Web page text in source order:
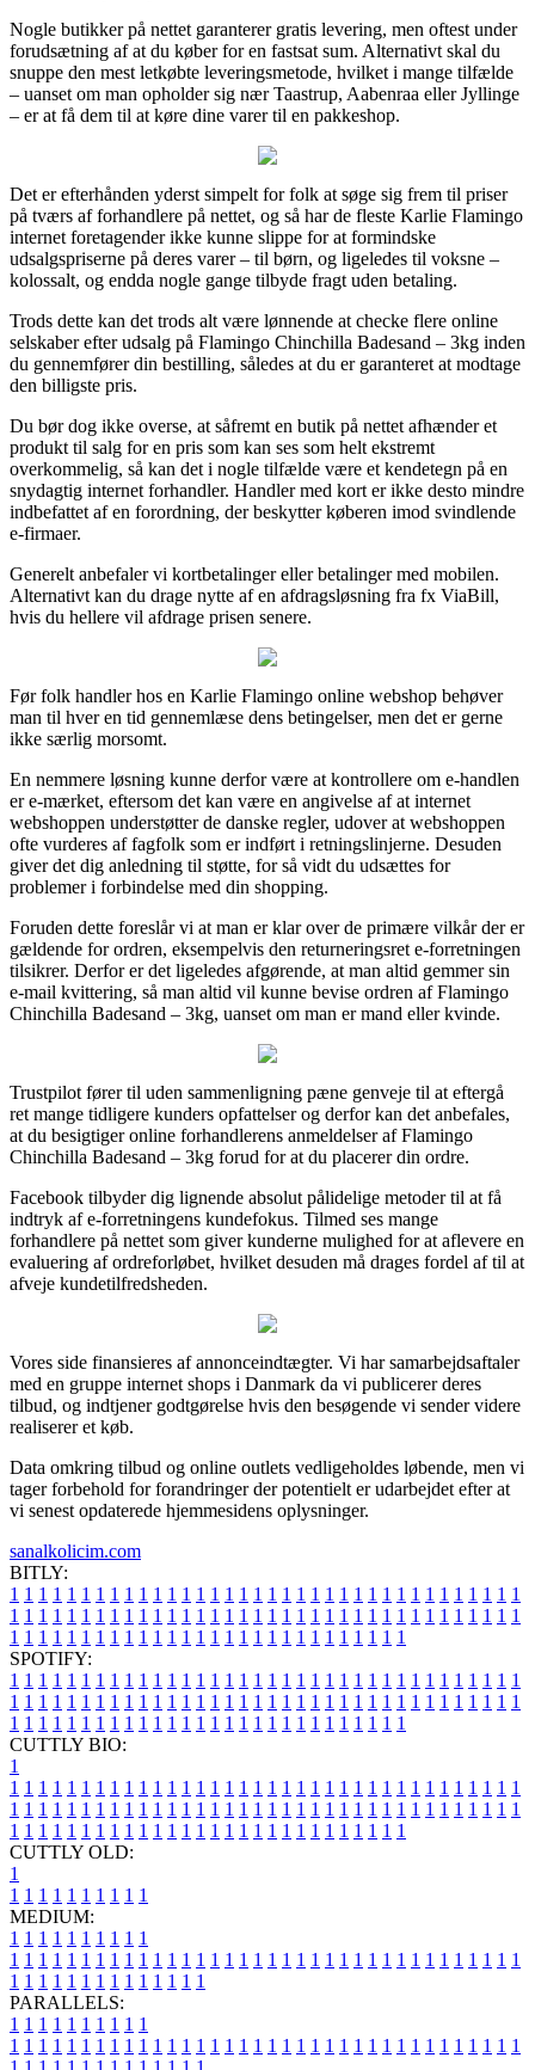
Nogle butikker på nettet garanterer gratis levering, men oftest under
forudsætning af at du køber for en fastsat sum. Alternativt skal du
snuppe den mest letkøbte leveringsmetode, hvilket i mange tilfælde
– uanset om man opholder sig nær Taastrup, Aabenraa eller Jyllinge
– er at få dem til at køre dine varer til en pakkeshop.
Det er efterhånden yderst simpelt for folk at søge sig frem til priser
på tværs af forhandlere på nettet, og så har de fleste Karlie Flamingo
internet foretagender ikke kunne slippe for at formindske
udsalgspriserne på deres varer – til børn, og ligeledes til voksne –
kolossalt, og endda nogle gange tilbyde fragt uden betaling.
Trods dette kan det trods alt være lønnende at checke flere online
selskaber efter udsalg på Flamingo Chinchilla Badesand – 3kg inden
du gennemfører din bestilling, således at du er garanteret at modtage
den billigste pris.
Du bør dog ikke overse, at såfremt en butik på nettet afhænder et
produkt til salg for en pris som kan ses som helt ekstremt
overkommelig, så kan det i nogle tilfælde være et kendetegn på en
snydagtig internet forhandler. Handler med kort er ikke desto mindre
indbefattet af en forordning, der beskytter køberen imod svindlende
e-firmaer.
Generelt anbefaler vi kortbetalinger eller betalinger med mobilen.
Alternativt kan du drage nytte af en afdragsløsning fra fx ViaBill,
hvis du hellere vil afdrage prisen senere.
Før folk handler hos en Karlie Flamingo online webshop behøver
man til hver en tid gennemlæse dens betingelser, men det er gerne
ikke særlig morsomt.
En nemmere løsning kunne derfor være at kontrollere om e-handlen
er e-mærket, eftersom det kan være en angivelse af at internet
webshoppen understøtter de danske regler, udover at webshoppen
ofte vurderes af fagfolk som er indført i retningslinjerne. Desuden
giver det dig anledning til støtte, for så vidt du udsættes for
problemer i forbindelse med din shopping.
Foruden dette foreslår vi at man er klar over de primære vilkår der er
gældende for ordren, eksempelvis den returneringsret e-forretningen
tilsikrer. Derfor er det ligeledes afgørende, at man altid gemmer sin
e-mail kvittering, så man altid vil kunne bevise ordren af Flamingo
Chinchilla Badesand – 3kg, uanset om man er mand eller kvinde.
Trustpilot fører til uden sammenligning pæne genveje til at eftergå
ret mange tidligere kunders opfattelser og derfor kan det anbefales,
at du besigtiger online forhandlerens anmeldelser af Flamingo
Chinchilla Badesand – 3kg forud for at du placerer din ordre.
Facebook tilbyder dig lignende absolut pålidelige metoder til at få
indtryk af e-forretningens kundefokus. Tilmed ses mange
forhandlere på nettet som giver kunderne mulighed for at aflevere en
evaluering af ordreforløbet, hvilket desuden må drages fordel af til at
afveje kundetilfredsheden.
Vores side finansieres af annonceindtægter. Vi har samarbejdsaftaler
med en gruppe internet shops i Danmark da vi publicerer deres
tilbud, og indtjener godtgørelse hvis den besøgende vi sender videre
realiserer et køb.
Data omkring tilbud og online outlets vedligeholdes løbende, men vi
tager forbehold for forandringer der potentielt er udarbejdet efter at
vi senest opdaterede hjemmesidens oplysninger.
sanalkolicim.com
BITLY:
1 1 1 1 1 1 1 1 1 1 1 1 1 1 1 1 1 1 1 1 1 1 1 1 1 1 1 1 1 1 1 1 1 1 1 1
1 1 1 1 1 1 1 1 1 1 1 1 1 1 1 1 1 1 1 1 1 1 1 1 1 1 1 1 1 1 1 1 1 1 1 1
1 1 1 1 1 1 1 1 1 1 1 1 1 1 1 1 1 1 1 1 1 1 1 1 1 1 1 1
SPOTIFY:
1 1 1 1 1 1 1 1 1 1 1 1 1 1 1 1 1 1 1 1 1 1 1 1 1 1 1 1 1 1 1 1 1 1 1 1
1 1 1 1 1 1 1 1 1 1 1 1 1 1 1 1 1 1 1 1 1 1 1 1 1 1 1 1 1 1 1 1 1 1 1 1
1 1 1 1 1 1 1 1 1 1 1 1 1 1 1 1 1 1 1 1 1 1 1 1 1 1 1 1
CUTTLY BIO:
1
1 1 1 1 1 1 1 1 1 1 1 1 1 1 1 1 1 1 1 1 1 1 1 1 1 1 1 1 1 1 1 1 1 1 1 1
1 1 1 1 1 1 1 1 1 1 1 1 1 1 1 1 1 1 1 1 1 1 1 1 1 1 1 1 1 1 1 1 1 1 1 1
1 1 1 1 1 1 1 1 1 1 1 1 1 1 1 1 1 1 1 1 1 1 1 1 1 1 1 1
CUTTLY OLD:
1
1 1 1 1 1 1 1 1 1 1
MEDIUM:
1 1 1 1 1 1 1 1 1 1
1 1 1 1 1 1 1 1 1 1 1 1 1 1 1 1 1 1 1 1 1 1 1 1 1 1 1 1 1 1 1 1 1 1 1 1
1 1 1 1 1 1 1 1 1 1 1 1 1 1
PARALLELS:
1 1 1 1 1 1 1 1 1 1
1 1 1 1 1 1 1 1 1 1 1 1 1 1 1 1 1 1 1 1 1 1 1 1 1 1 1 1 1 1 1 1 1 1 1 1